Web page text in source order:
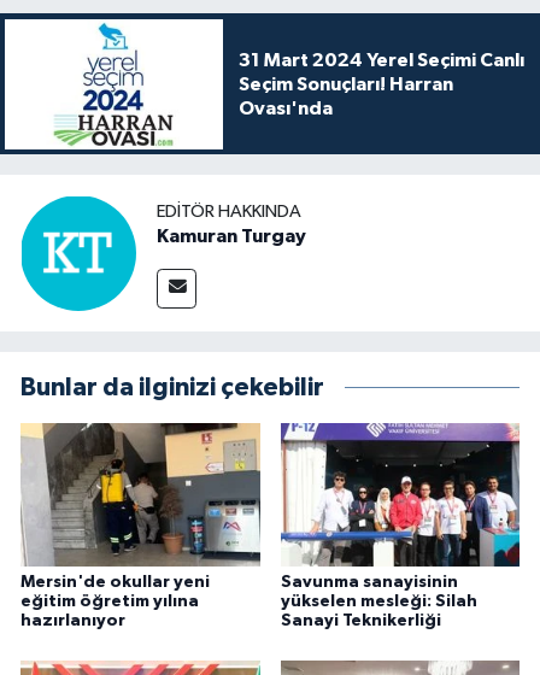
31 Mart 2024 Yerel Seçimi Canlı
Seçim Sonuçları! Harran
Ovası'nda
EDITÖR HAKKINDA
Kamuran Turgay
Bunlar da ilginizi çekebilir
Mersin'de okullar yeni
eğitim öğretim yılına
hazırlanıyor
Savunma sanayisinin
yükselen mesleği: Silah
Sanayi Teknikerliği